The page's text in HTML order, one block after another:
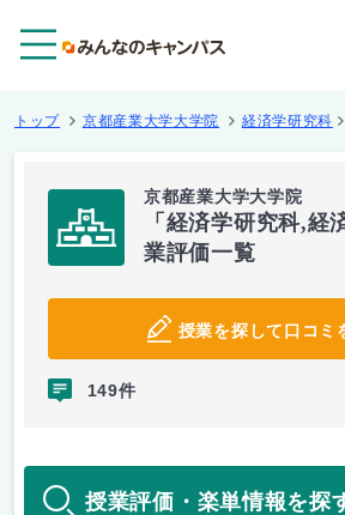
トップ 京都産業大学大学院 経済学研究科
京都産業大学大学院
「経済学研究科,経
業評価一覧
授業を探して口コミ
149件
授業評価・楽単情報を探